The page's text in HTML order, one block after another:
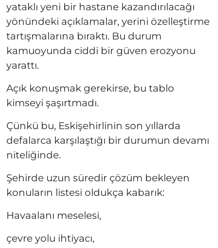
yataklı yeni bir hastane kazandırılacağı
yönündeki açıklamalar, yerini özelleştirme
tartışmalarına bıraktı. Bu durum
kamuoyunda ciddi bir güven erozyonu
yarattı.
Açık konuşmak gerekirse, bu tablo
kimseyi şaşırtmadı.
Çünkü bu, Eskişehirlinin son yıllarda
defalarca karşılaştığı bir durumun devamı
niteliğinde.
Şehirde uzun süredir çözüm bekleyen
konuların listesi oldukça kabarık:
Havaalanı meselesi,
çevre yolu ihtiyacı,